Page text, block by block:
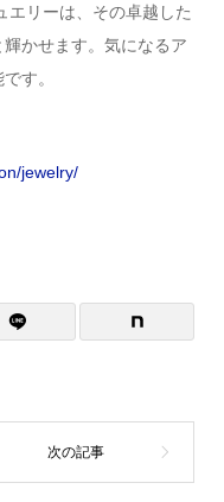
エリーは、その卓越した
かせます。気になるア
す。
jewelry/